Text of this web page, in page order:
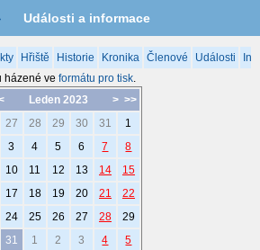
Události a informace
Hřiště Historie Kronika Členové Události
házené ve formátu pro tisk.
> >>
Leden 2023
27 28 29 30 31
1
3 4 5 6 7
8
10 11 12 13 14
15
17 18 19 20 21
22
24 25 26 27 28
29
31 1 2 3 4 5